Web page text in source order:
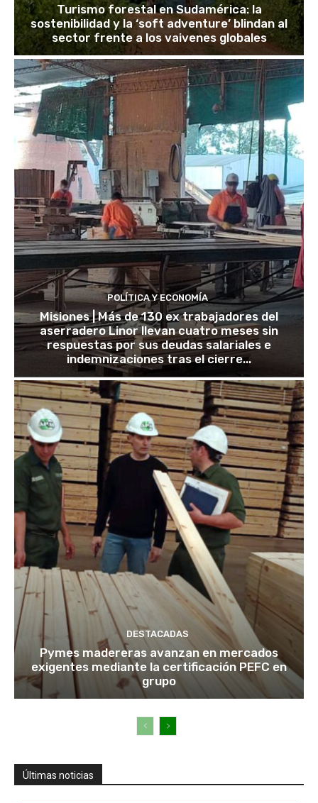
Turismo forestal en Sudamérica: la
sostenibilidad y la ‘soft adventure’ blindan al
sector frente a los vaivenes globales
POLÍTICA Y ECONOMÍA
Misiones | Más de 130 ex trabajadores del
aserradero Linor llevan cuatro meses sin
respuestas por sus deudas salariales e
indemnizaciones tras el cierre...
DESTACADAS
Pymes madereras avanzan en mercados
exigentes mediante la certificación PEFC en
grupo
Últimas noticias